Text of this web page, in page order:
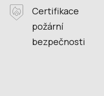
Certifikace
požární
bezpečnosti